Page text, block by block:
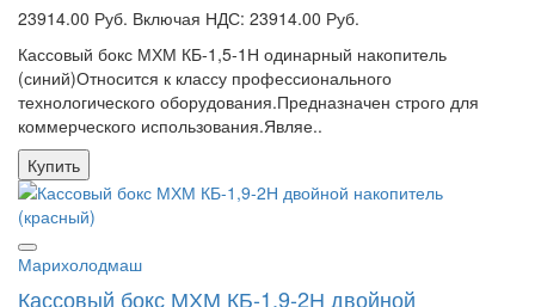
23914.00 Руб. Включая НДС: 23914.00 Руб.
Кассовый бокс МХМ КБ-1,5-1Н одинарный накопитель
(синий)Относится к классу профессионального
технологического оборудования.Предназначен строго для
коммерческого использования.Являе..
Купить
Марихолодмаш
Кассовый бокс МХМ КБ-1,9-2Н двойной